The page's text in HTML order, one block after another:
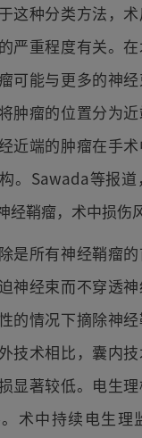
这种分类方法，
严重程度有关。
可能与更多的神
肿瘤的位置分为
近端的肿瘤在手
。Sawada等报
经鞘瘤，术中损伤
是所有神经鞘瘤的
神经束而不穿透
的情况下摘除神
技术相比，囊内
显著较低。电生
术中持续电生理